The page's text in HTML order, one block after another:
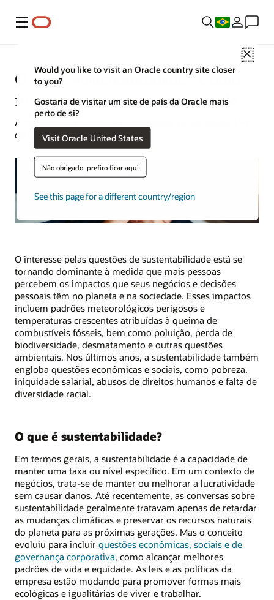
Menu
Close
Would you like to visit an Oracle country site closer
to you?
Gostaria de visitar um site de país da Oracle mais
perto de si?
Visit Oracle United States
Não obrigado, prefiro ficar aqui
See this page for a different country/region
O que é sustentabilidade? Como
funciona e por que é importante
Amber Biela-Weyenberg | Estrategista de Conteúdo | 14
de junho de 2023
O interesse pelas questões de sustentabilidade está se
tornando dominante à medida que mais pessoas
percebem os impactos que seus negócios e decisões
pessoais têm no planeta e na sociedade. Esses impactos
incluem padrões meteorológicos perigosos e
temperaturas crescentes atribuídas à queima de
combustíveis fósseis, bem como poluição, perda de
biodiversidade, desmatamento e outras questões
ambientais. Nos últimos anos, a sustentabilidade também
engloba questões econômicas e sociais, como pobreza,
iniquidade salarial, abusos de direitos humanos e falta de
diversidade racial.
O que é sustentabilidade?
Em termos gerais, a sustentabilidade é a capacidade de
manter uma taxa ou nível específico. Em um contexto de
negócios, trata-se de manter ou melhorar a lucratividade
sem causar danos. Até recentemente, as conversas sobre
sustentabilidade geralmente tratavam apenas de retardar
as mudanças climáticas e preservar os recursos naturais
do planeta para as próximas gerações. Mas o conceito
evoluiu para incluir questões econômicas, sociais e de
governança corporativa, como alcançar melhores
padrões de vida e equidade. As leis e as políticas da
empresa estão mudando para promover formas mais
ecológicas e igualitárias de viver e trabalhar.